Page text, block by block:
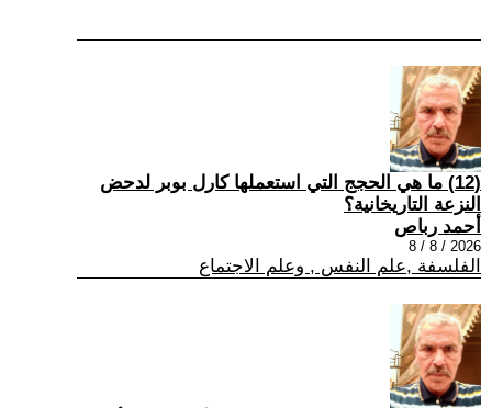
(12) ما هي الحجج التي استعملها كارل بوبر لدحض
النزعة التاريخانية؟
أحمد رباص
2026 / 8 / 8
الفلسفة ,علم النفس , وعلم الاجتماع